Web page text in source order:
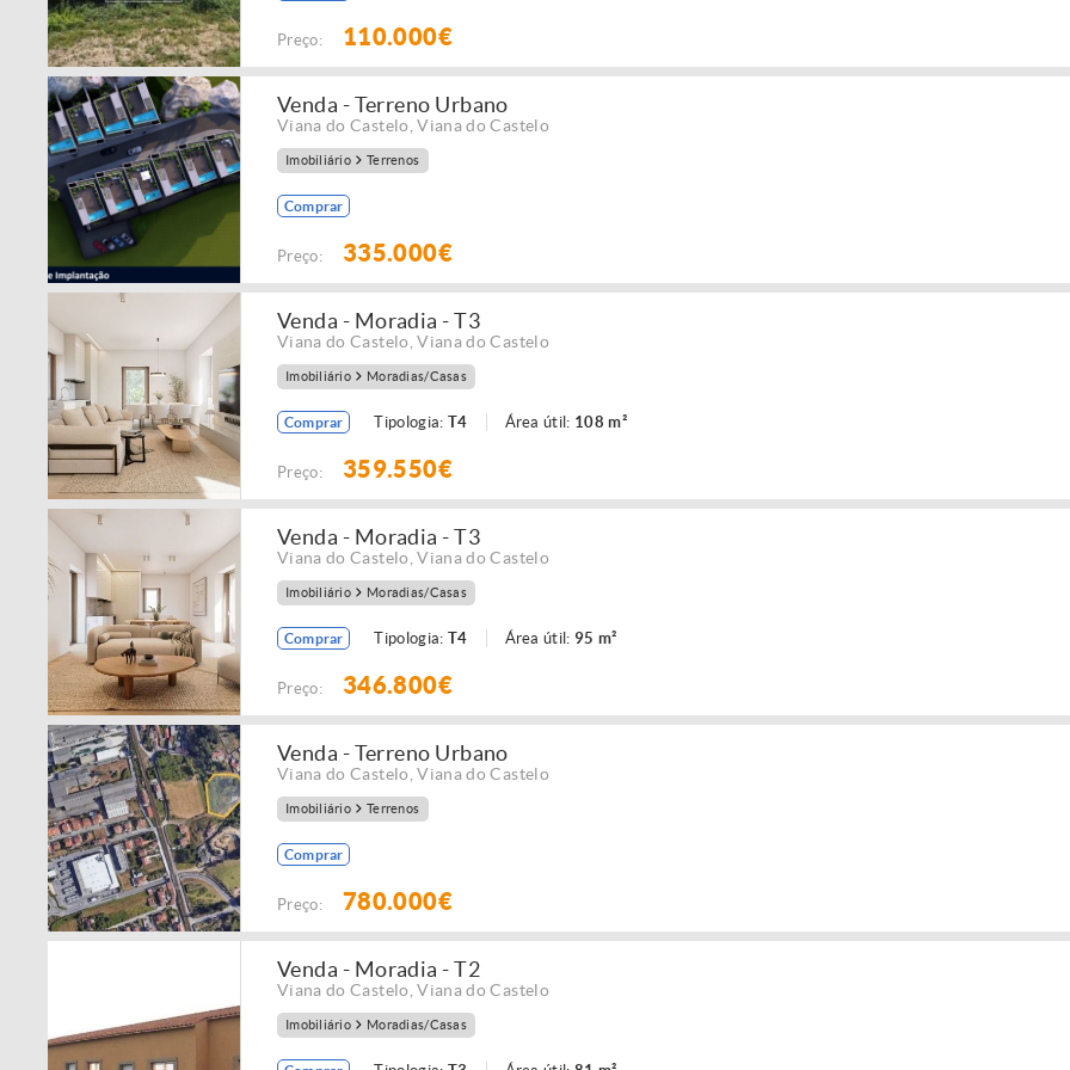
Preço: 110.000€
Venda - Terreno Urbano
Viana do Castelo ,Viana do Castelo
Imobiliário Terrenos
Comprar
Preço: 335.000€
Venda - Moradia - T3
Viana do Castelo ,Viana do Castelo
Imobiliário Moradias/Casas
Comprar Tipologia: T4 Área útil: 108 m²
Preço: 359.550€
Venda - Moradia - T3
Viana do Castelo ,Viana do Castelo
Imobiliário Moradias/Casas
Comprar Tipologia: T4 Área útil: 95 m²
Preço: 346.800€
Venda - Terreno Urbano
Viana do Castelo ,Viana do Castelo
Imobiliário Terrenos
Comprar
Preço: 780.000€
Venda - Moradia - T2
Viana do Castelo ,Viana do Castelo
Imobiliário Moradias/Casas